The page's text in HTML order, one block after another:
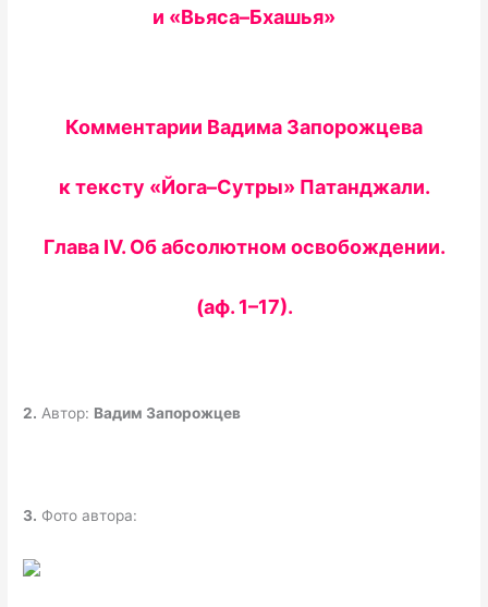
и «Вьяса–Бхашья»
Комментарии Вадима Запорожцева
к тексту «Йога–Сутры» Патанджали.
Глава IV. Об абсолютном освобождении.
(аф. 1–17).
2. Автор: Вадим Запорожцев
3. Фото автора: